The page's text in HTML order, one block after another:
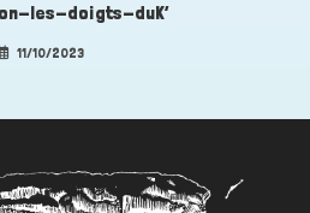
les-doigts-duK’
11/10/2023